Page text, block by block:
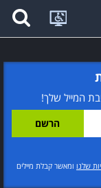
המייל שלך!
שלנו ומאשר קבלת מיילים